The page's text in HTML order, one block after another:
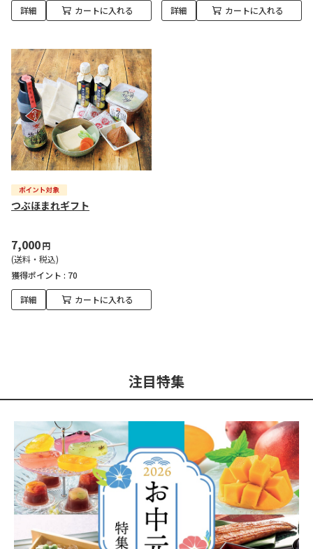
詳細 カートに入れる 詳細 カートに入れる
つぶほまれギフト
7,000円
(送料・税込)
獲得ポイント : 70
詳細 カートに入れる
注目特集